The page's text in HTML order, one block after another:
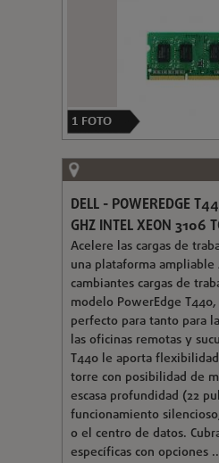
1 FOTO
DELL - POWEREDGE
GHZ INTEL XEON 3106
Acelere las cargas de
una plataforma ampliable
cambiantes cargas de
modelo PowerEdge
perfecto para tanto para
las oficinas remotas y
T440 le aporta
torre con posibilidad de
escasa profundidad (22
funcionamiento
o el centro de datos.
específicas con opciones